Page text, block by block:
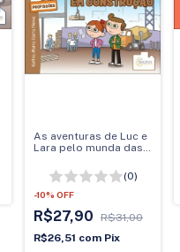
As aventuras de Luc e
Lara pelo munda das
um prédio em
construção
(0)
-10% OFF
R$27,90
R$31,00
R$26,51 com Pix